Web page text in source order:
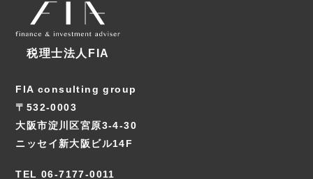
税理士法人FIA
FIA consulting group
〒532-0003
大阪市淀川区宮原3-4-30
ニッセイ新大阪ビル14F
TEL 06-7177-0011